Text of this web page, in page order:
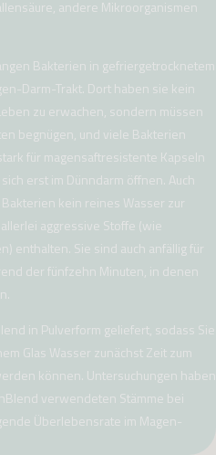
andere Mikroorganismen
Bakterien in gefriergetrocknetem
Darm-Trakt. Dort haben sie kein
zu erwachen, sondern müssen
begnügen, und viele Bakterien
für magensaftresistente Kapseln
erst im Dünndarm öffnen. Auch
kein reines Wasser zur
aggressive Stoffe (wie
enthalten. Sie sind auch anfällig für
der fünfzehn Minuten, in denen
in Pulverform geliefert, sodass Sie
Glas Wasser zunächst Zeit zum
können. Untersuchungen haben
verwendeten Stämme bei
Überlebensrate im Magen-